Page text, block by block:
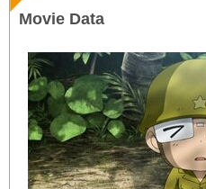
Movie Data